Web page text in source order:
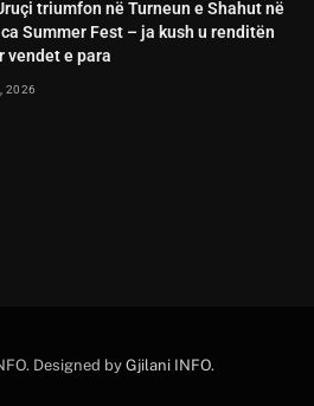
triumfon në Turneun e Shahut në
Summer Fest – ja kush u renditën
vendet e para
2026
Designed by Gjilani INFO.